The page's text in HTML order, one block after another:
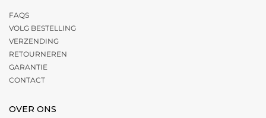
FAQS
VOLG BESTELLING
VERZENDING
RETOURNEREN
GARANTIE
CONTACT
OVER ONS